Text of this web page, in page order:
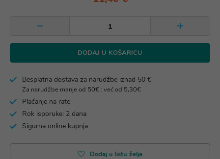
DODAJ U KOŠARICU
Besplatna dostava za narudžbe iznad 50 €
Za narudžbe manje od 50€ : već od 5,30€
Plaćanje na rate
Rok isporuke: 2 dana
Sigurna online kupnja
Dodaj u listu želja